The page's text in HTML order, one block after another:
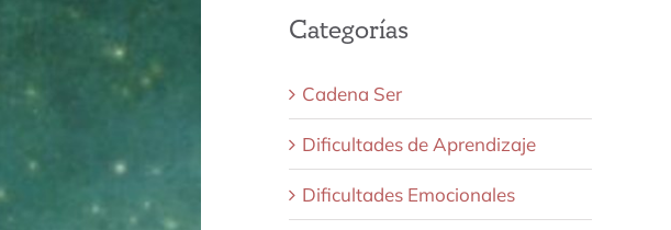
Categorías
Cadena Ser
Dificultades de Aprendizaje
Dificultades Emocionales